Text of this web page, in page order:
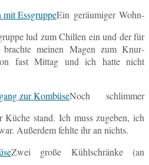
Ein ge­räu­mi­ger Wohn­
lud zum Chil­len ein und der für
brach­te meinen Magen zum Knur­
fast Mittag und ich hatte nicht
Noch schlim­mer
stand. Ich muss zu­ge­ben, ich
Au­ßer­dem fehlte ihr an nichts.
Zwei große Kühl­schrän­ke (an